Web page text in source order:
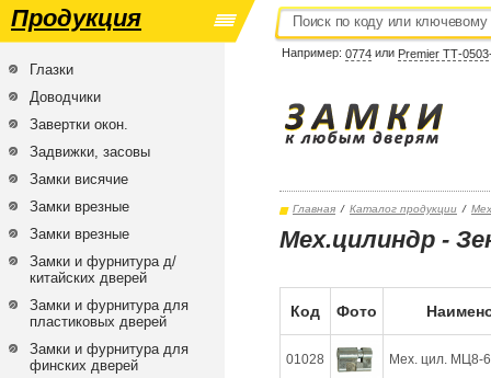
Продукция
Например: 0774 или Premier ТТ-
Глазки
Доводчики
Завертки окон.
Задвижки, засовы
Замки висячие
Замки врезные
Замки врезные
Замки и фурнитура д/
китайских дверей
Замки и фурнитура для
пластиковых дверей
Замки и фурнитура для
финских дверей
Главная / Каталог продукции /
Мех.цилиндр -
Код Фото
01028 Мех. цил. МЦ8-